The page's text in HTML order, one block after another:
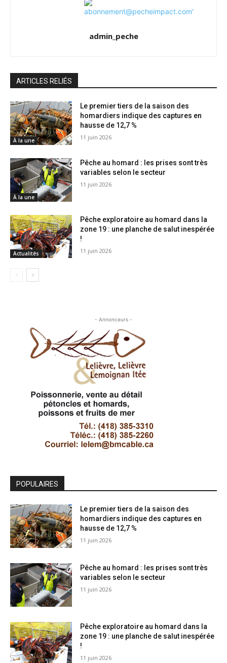
admin_peche
ARTICLES RELIÉS
À la une
Le premier tiers de la saison des
homardiers indique des captures en
hausse de 12,7 %
11 juin 2026
À la une
Pêche au homard : les prises sont très
variables selon le secteur
11 juin 2026
Actualités
Pêche exploratoire au homard dans la
zone 19 : une planche de salut inespérée
!
11 juin 2026
- Annonceurs -
POPULAIRES
Le premier tiers de la saison des
homardiers indique des captures en
hausse de 12,7 %
11 juin 2026
Pêche au homard : les prises sont très
variables selon le secteur
11 juin 2026
Pêche exploratoire au homard dans la
zone 19 : une planche de salut inespérée
!
11 juin 2026